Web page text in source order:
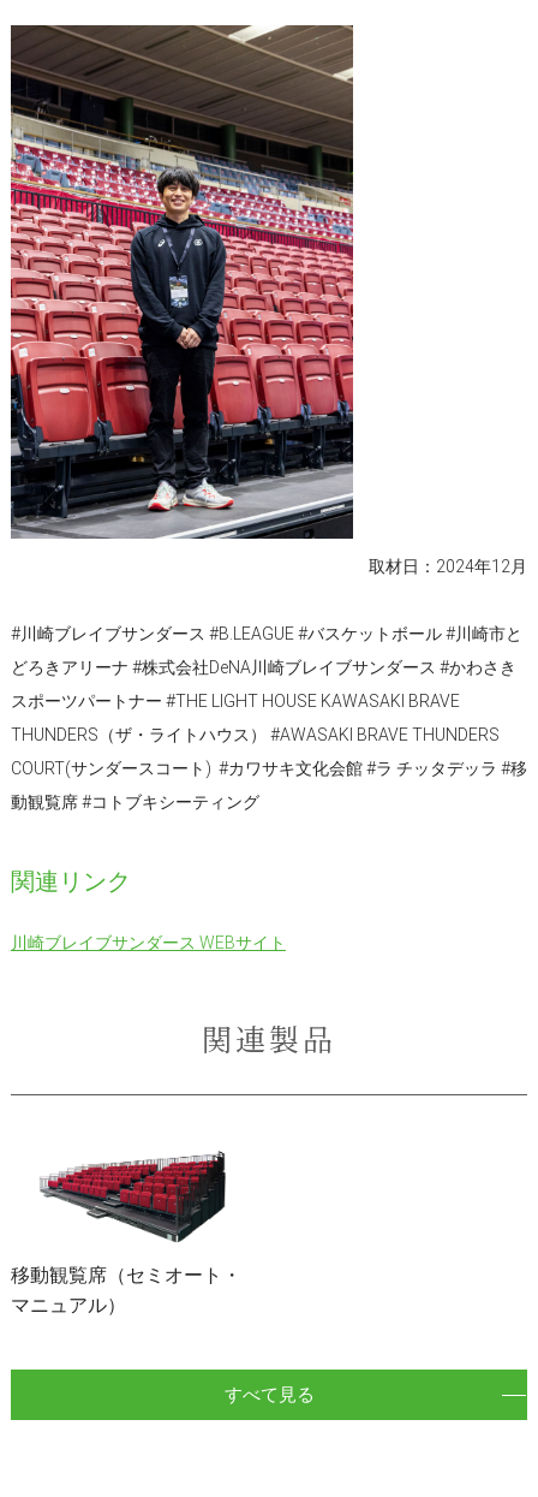
取材日：2024年12月
#川崎ブレイブサンダース #B.LEAGUE #バスケットボール #川崎市と
どろきアリーナ #株式会社DeNA川崎ブレイブサンダース #かわさき
スポーツパートナー #THE LIGHT HOUSE KAWASAKI BRAVE
THUNDERS（ザ・ライトハウス） #AWASAKI BRAVE THUNDERS
COURT(サンダースコート) #カワサキ文化会館 #ラ チッタデッラ #移
動観覧席 #コトブキシーティング
関連リンク
川崎ブレイブサンダース WEBサイト
関連製品
移動観覧席（セミオート・
マニュアル）
すべて見る